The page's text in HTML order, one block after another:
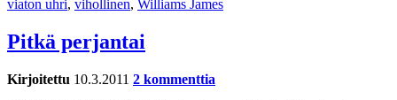
viaton uhri, vihollinen, Williams James
Pitkä perjantai
Kirjoitettu 10.3.2011 2 kommenttia